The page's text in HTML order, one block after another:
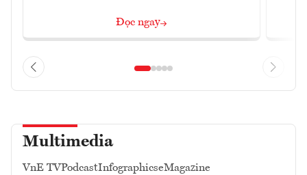
Đọc ngay
Multimedia
VnE TVPodcastInfographicseMagazine